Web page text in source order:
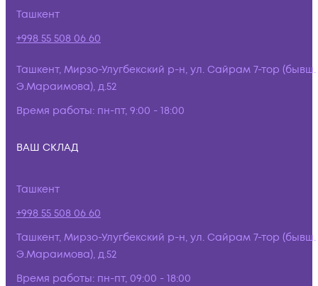
Ташкент
+998 55 508 06 60
Ташкент, Мирзо-Улугбекский р-н, ул. Сайрам 7-тор (бывш.
Э.Мараимова), д.52
Время работы: пн-пт, 9:00 - 18:00
ВАШ СКЛАД
Ташкент
+998 55 508 06 60
Ташкент, Мирзо-Улугбекский р-н, ул. Сайрам 7-тор (бывш.
Э.Мараимова), д.52
Время работы: пн-пт, 09:00 - 18:00